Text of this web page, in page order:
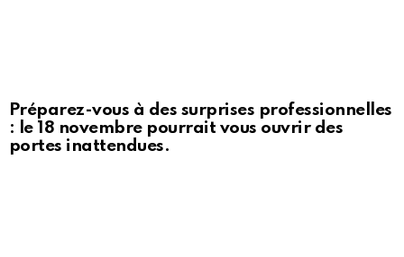
Préparez-vous à des surprises professionnelles
: le 18 novembre pourrait vous ouvrir des
portes inattendues.